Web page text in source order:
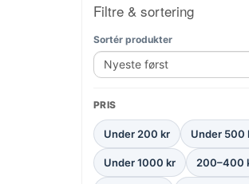
Filtre & sortering
Sortér produkter
PRIS
Under 200 kr Under 500
Under 1000 kr 200–400